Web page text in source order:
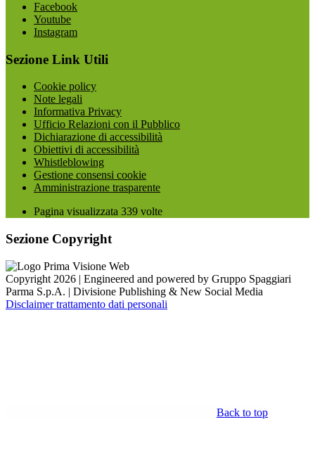
Facebook
Youtube
Instagram
Sezione Link Utili
Cookie policy
Note legali
Informativa Privacy
Ufficio Relazioni con il Pubblico
Dichiarazione di accessibilità
Obiettivi di accessibilità
Whistleblowing
Gestione consensi cookie
Amministrazione trasparente
Pagina visualizzata 339 volte
Sezione Copyright
Copyright 2026 | Engineered and powered by Gruppo Spaggiari
Parma S.p.A. | Divisione Publishing & New Social Media
Disclaimer trattamento dati personali
Back to top